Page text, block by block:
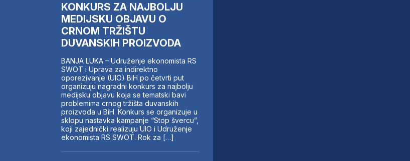
KONKURS ZA NAJBOLJU
MEDIJSKU OBJAVU O
CRNOM TRŽIŠTU
DUVANSKIH PROIZVODA
BANJA LUKA – Udruženje ekonomista RS
SWOT i Uprava za indirektno
oporezivanje (UIO) BiH po četvrti put
organizuju nagradni konkurs za najbolju
medijsku objavu koja se tematski bavi
problemima crnog tržišta duvanskih
proizvoda u BiH. Konkurs se organizuje u
sklopu nastavka kampanje “Stop švercu”,
koji zajednički realizuju UIO i Udruženje
ekonomista RS SWOT. Rok za […]